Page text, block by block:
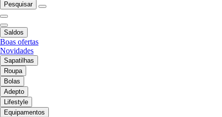
Pesquisar
Saldos
Boas ofertas
Novidades
Sapatilhas
Roupa
Bolas
Adepto
Lifestyle
Equipamentos